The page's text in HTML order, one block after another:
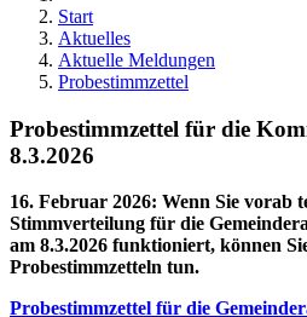
Start
Aktuelles
Aktuelle Meldungen
Probestimmzettel
Probestimmzettel für die
8.3.2026
16. Februar 2026: Wenn Sie vorab
Stimmverteilung für die
am 8.3.2026 funktioniert, können
Probestimmzetteln tun.
Probestimmzettel für die